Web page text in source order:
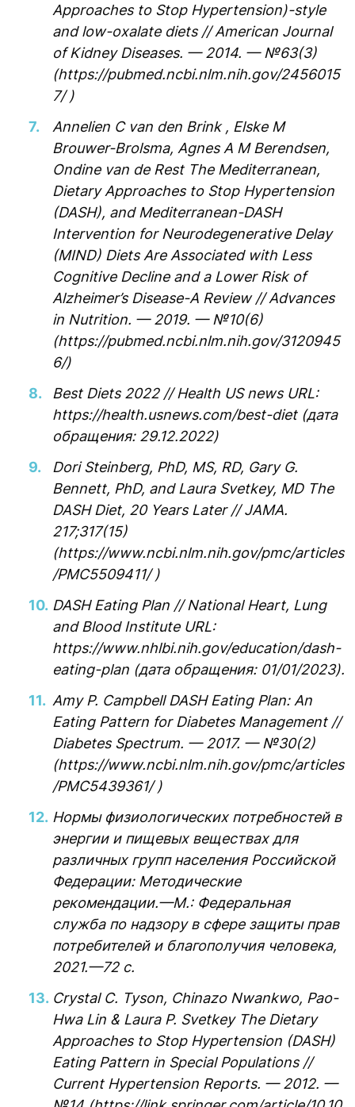
Approaches to Stop Hypertension)-style
and low-oxalate diets // American Journal
of Kidney Diseases. — 2014. — №63(3)
(https://pubmed.ncbi.nlm.nih.gov/2456015
7/ )
Annelien C van den Brink , Elske M
Brouwer-Brolsma, Agnes A M Berendsen,
Ondine van de Rest The Mediterranean,
Dietary Approaches to Stop Hypertension
(DASH), and Mediterranean-DASH
Intervention for Neurodegenerative Delay
(MIND) Diets Are Associated with Less
Cognitive Decline and a Lower Risk of
Alzheimer’s Disease-A Review // Advances
in Nutrition. — 2019. — №10(6)
(https://pubmed.ncbi.nlm.nih.gov/3120945
6/)
Best Diets 2022 // Health US news URL:
https://health.usnews.com/best-diet (дата
обращения: 29.12.2022)
Dori Steinberg, PhD, MS, RD, Gary G.
Bennett, PhD, and Laura Svetkey, MD The
DASH Diet, 20 Years Later // JAMA.
217;317(15)
(https://www.ncbi.nlm.nih.gov/pmc/articles
/PMC5509411/ )
DASH Eating Plan // National Heart, Lung
and Blood Institute URL:
https://www.nhlbi.nih.gov/education/dash-
eating-plan (дата обращения: 01/01/2023).
Amy P. Campbell DASH Eating Plan: An
Eating Pattern for Diabetes Management //
Diabetes Spectrum. — 2017. — №30(2)
(https://www.ncbi.nlm.nih.gov/pmc/articles
/PMC5439361/ )
Нормы физиологических потребностей в
энергии и пищевых веществах для
различных групп населения Российской
Федерации: Методические
рекомендации.—М.: Федеральная
служба по надзору в сфере защиты прав
потребителей и благополучия человека,
2021.—72 с.
Crystal C. Tyson, Chinazo Nwankwo, Pao-
Hwa Lin & Laura P. Svetkey The Dietary
Approaches to Stop Hypertension (DASH)
Eating Pattern in Special Populations //
Current Hypertension Reports. — 2012. —